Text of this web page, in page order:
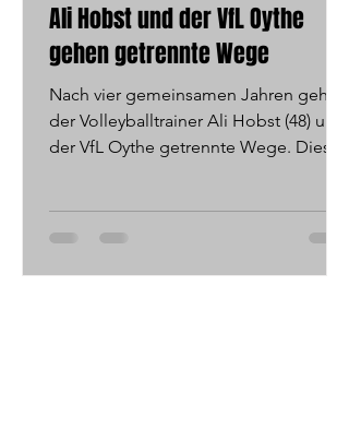
Ali Hobst und der VfL Oythe
gehen getrennte Wege
Nach vier gemeinsamen Jahren gehen
der Volleyballtrainer Ali Hobst (48) und
der VfL Oythe getrennte Wege. Diese